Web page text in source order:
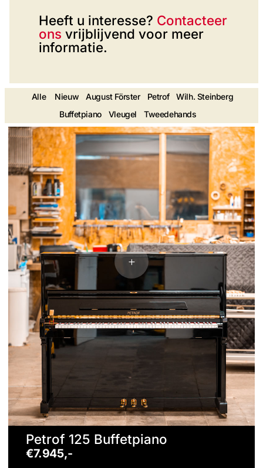
Heeft u interesse? Contacteer
ons vrijblijvend voor meer
informatie.
Alle Nieuw August Förster Petrof
Wilh. Steinberg
Buffetpiano
Vleugel Tweedehands
Petrof 125 Buffetpiano
€7.945,-